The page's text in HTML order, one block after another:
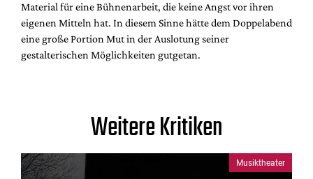
Material für eine Bühnenarbeit, die keine Angst vor ihren
eigenen Mitteln hat. In diesem Sinne hätte dem Doppelabend
eine große Portion Mut in der Auslotung seiner
gestalterischen Möglichkeiten gutgetan.
Weitere Kritiken
Musiktheater